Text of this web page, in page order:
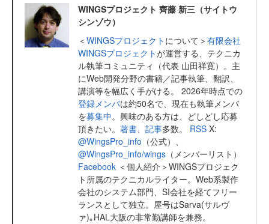
WINGSプロジェクト 齊藤 新三（サイトウ
シンゾウ）
＜WINGSプロジェクト について＞有限会社
WINGSプロジェクトが運営する、テクニカ
ル執筆コミュニティ（代表 山田祥寛）。主
にWeb開発分野の書籍／記事執筆、翻訳、
講演等を幅広く手がける。 2026年時点での
登録メンバは約50名で、現在も執筆メンバ
を募集中。興味のある方は、どしどし応募
頂きたい。 著書、 記事多数。 RSS X:
@WingsPro_info （公式）、
@WingsPro_info/wings （メンバーリスト）
Facebook ＜個人紹介＞WINGSプロジェク
ト所属のテクニカルライター。Web系製作
会社のシステム部門、SI会社を経てフリー
ランスとして独立。屋号はSarva(サルヴ
ァ)｡HAL大阪の非常勤講師を兼務。